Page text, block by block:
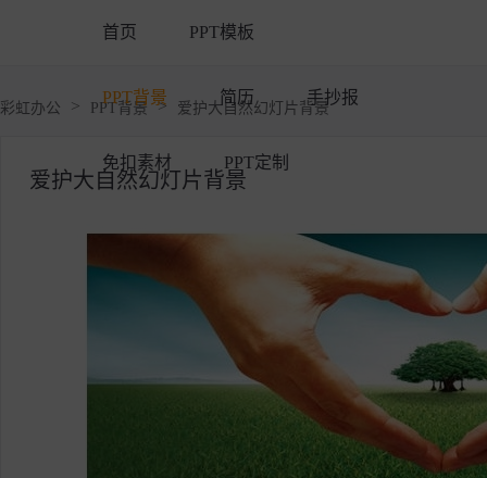
首页 PPT模板
PPT背景 简历 手抄报
免扣素材 PPT定制
彩虹办公 > PPT背景 > 爱护大自然幻灯片背景
爱护大自然幻灯片背景